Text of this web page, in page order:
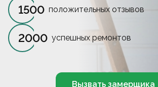
1500 положительных отзывов
2000 успешных ремонтов
Вызвать замерщика